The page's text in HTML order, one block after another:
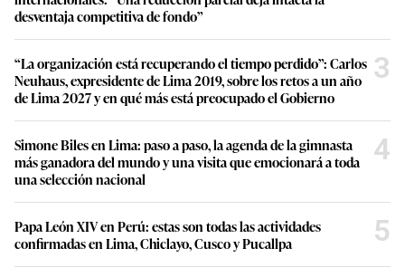
desventaja competitiva de fondo”
“La organización está recuperando el tiempo perdido”: Carlos
Neuhaus, expresidente de Lima 2019, sobre los retos a un año
de Lima 2027 y en qué más está preocupado el Gobierno
3
Simone Biles en Lima: paso a paso, la agenda de la gimnasta
más ganadora del mundo y una visita que emocionará a toda
una selección nacional
4
Papa León XIV en Perú: estas son todas las actividades
confirmadas en Lima, Chiclayo, Cusco y Pucallpa
5